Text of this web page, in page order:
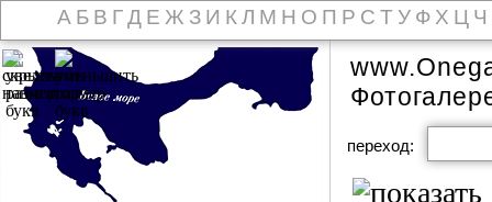
А Б В Г Д Е Ж З И К Л М Н О П Р С Т У Ф Х Ц Ч
переход: